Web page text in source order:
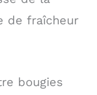
de fraîcheur
bougies